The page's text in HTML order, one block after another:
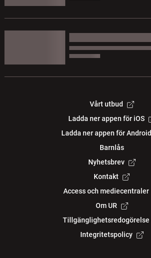
Vårt utbud
Ladda ner appen för iOS
Ladda ner appen för Android
Barnlås
Nyhetsbrev
Kontakt
Access och mediecentraler
Om UR
Tillgänglighetsredogörelse
Integritetspolicy